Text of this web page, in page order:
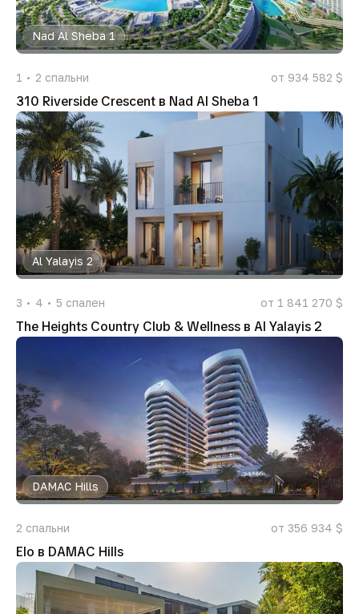
Nad Al Sheba 1
1 2 спальни от 934 582 $
310 Riverside Crescent в Nad Al Sheba 1
Al Yalayis 2
3 4 5 спален от 1 841 270 $
The Heights Country Club & Wellness в Al Yalayis 2
DAMAC Hills
2 спальни от 356 934 $
Elo в DAMAC Hills